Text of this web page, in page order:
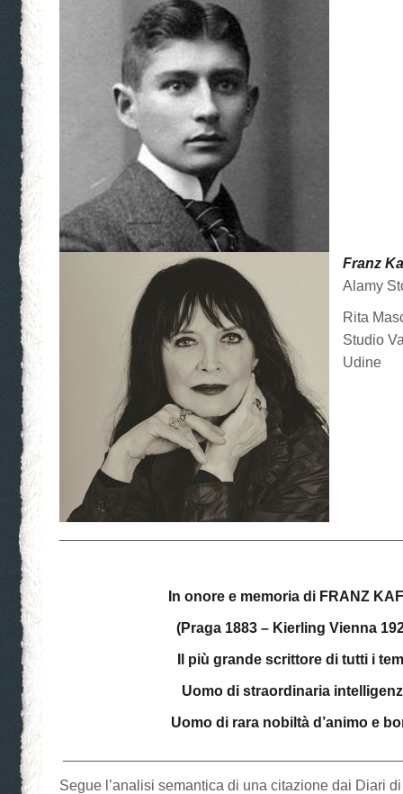
Franz
Alamy
Rita
Studio
Udine
In onore e memoria di FRANZ
(Praga 1883 – Kierling Vienna
Il più grande scrittore di tutti i
Uomo di straordinaria
Uomo di rara nobiltà d’animo e
Segue l’analisi semantica di una citazione dai Diari